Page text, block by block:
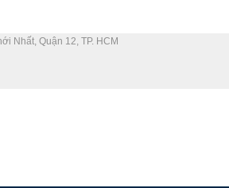
Nhất, Quận 12, TP. HCM